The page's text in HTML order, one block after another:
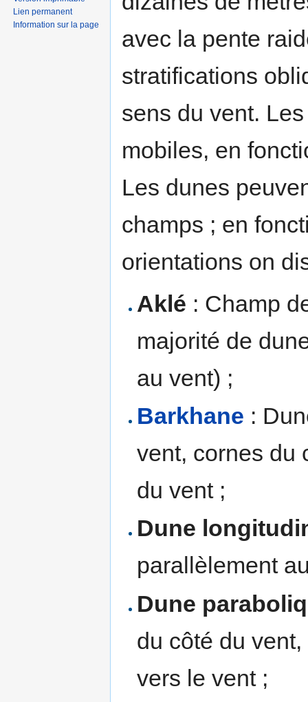
avec la pente
stratifications
sens du vent.
mobiles, en
Les dunes
champs ; en
orientations on
Aklé : Champ
majorité de
au vent) ;
Barkhane :
vent, cornes du
du vent ;
Dune
parallèlement
Dune
du côté du
vers le vent ;
Lien permanent
Information sur la page